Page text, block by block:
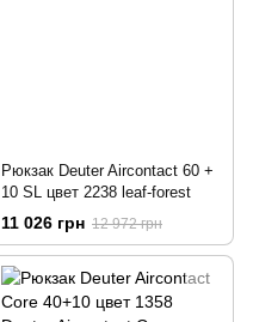
Рюкзак Deuter Aircontact 60 +
10 SL цвет 2238 leaf-forest
11 026 грн 12 972 грн